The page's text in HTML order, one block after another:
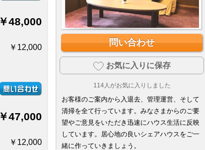
￥48,000
￥12,000
￥47,000
￥12,000
問い合わせ
お気に入りに保存
114人がお気に入りしました
お客様のご案内から入退去、管理運営、そして
清掃を全て行っています。みなさまからのご要
望やご意見をいただき迅速にハウス生活に反映
しています。居心地の良いシェアハウスをご一
緒に作っていきましょう。